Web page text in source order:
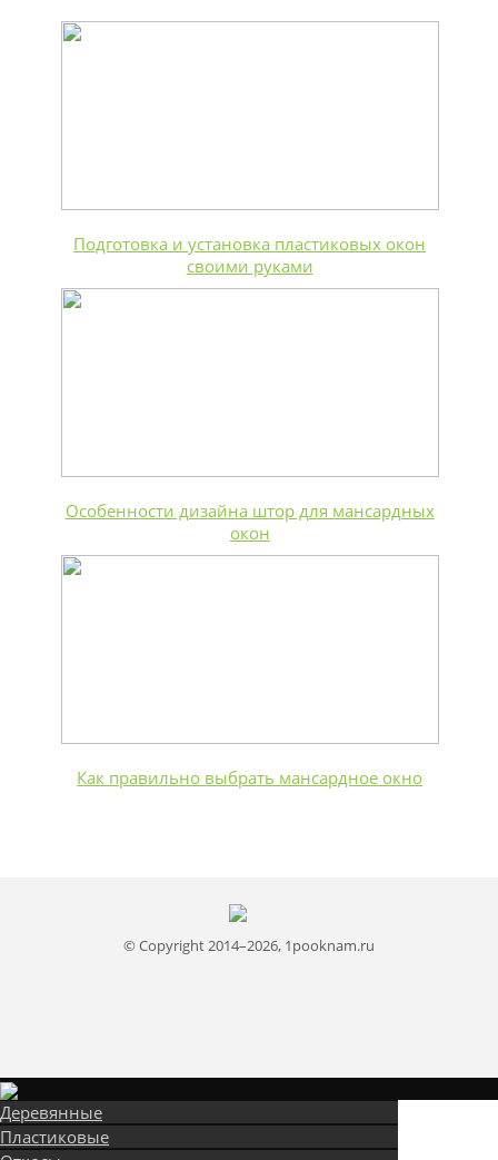
Подготовка и установка пластиковых окон
своими руками
Особенности дизайна штор для мансардных
окон
Как правильно выбрать мансардное окно
© Copyright 2014–2026, 1pooknam.ru
Деревянные
Пластиковые